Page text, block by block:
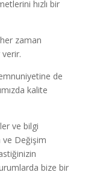
hızlı bir
zaman
de
kalite
ve bilgi
ve Değişim
bize bir